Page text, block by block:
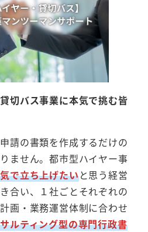
切バス事業に本気で挑む皆
請の書類を作成するだけの
ません。都市型ハイヤー事
で立ち上げたいと思う経営
合い、１社ごとそれぞれの
画・業務運営体制に合わせ
ルティング型の専門行政書